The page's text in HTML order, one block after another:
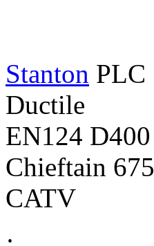
Stanton PLC
Ductile
EN124 D400
Chieftain 675
CATV
·